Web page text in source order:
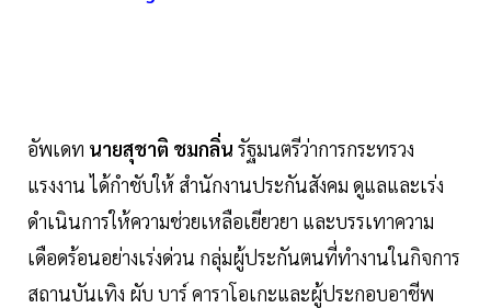
อัพเดท นายสุชาติ ชมกลิ่น รัฐมนตรีว่าการกระทรวง
แรงงาน ได้กำชับให้ สำนักงานประกันสังคม ดูแลและเร่ง
ดำเนินการให้ความช่วยเหลือเยียวยา และบรรเทาความ
เดือดร้อนอย่างเร่งด่วน กลุ่มผู้ประกันตนที่ทำงานในกิจการ
สถานบันเทิง ผับ บาร์ คาราโอเกะและผู้ประกอบอาชีพ